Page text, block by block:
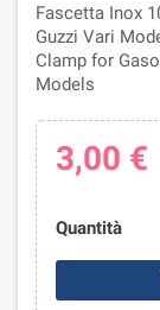
Fascetta Inox
Guzzi Vari
Clamp for
Models
3,00 €
Quantità